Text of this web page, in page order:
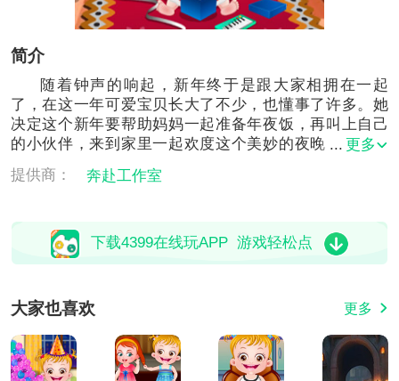
简介
随着钟声的响起，新年终于是跟大家相拥在一起
了，在这一年可爱宝贝长大了不少，也懂事了许多。她
决定这个新年要帮助妈妈一起准备年夜饭，再叫上自己
的小伙伴，来到家里一起欢度这个美妙的夜晚，现在就
让我们来帮助小宝贝们吧！
更多
提供商：
奔赴工作室
下载4399在线玩APP 游戏轻松点
大家也喜欢 更多